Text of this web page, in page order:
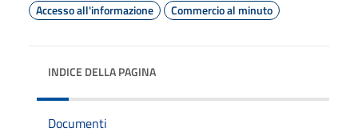
Accesso all'informazione
Commercio al minuto
INDICE DELLA PAGINA
Documenti